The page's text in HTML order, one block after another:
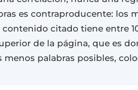
es contraproducente: los
contenido citado tiene entre
de la página, que es
menos palabras posibles,